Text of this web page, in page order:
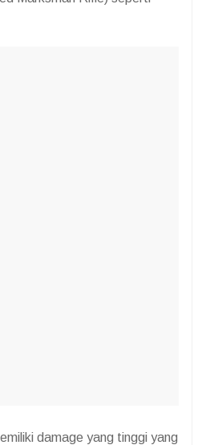
damage yang tinggi yang